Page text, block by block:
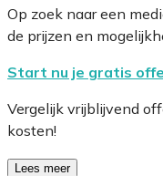
Op zoek naar een
de prijzen en
Start nu je gratis
Vergelijk vrijblijvend
kosten!
Lees meer